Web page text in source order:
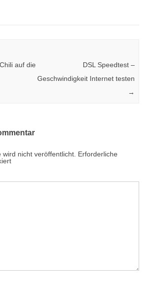
auf die
DSL Speedtest –
Geschwindigkeit Internet testen
→
nicht veröffentlicht. Erforderliche